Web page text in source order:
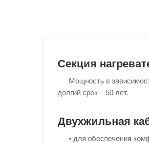
Секция
Мощность в
долгий срок – 50 лет.
Двухжильная
• для обеспечения